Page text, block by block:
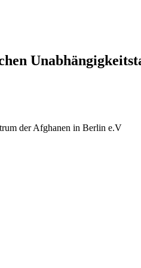
der Afghanen in Berlin e.V